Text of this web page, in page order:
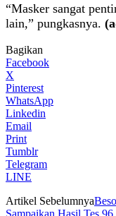
“Masker sangat
lain,” pungkasnya.
Bagikan
Facebook
X
Pinterest
WhatsApp
Linkedin
Email
Print
Tumblr
Telegram
LINE
Artikel Sebelumnya
Sampaikan Hasil Tes